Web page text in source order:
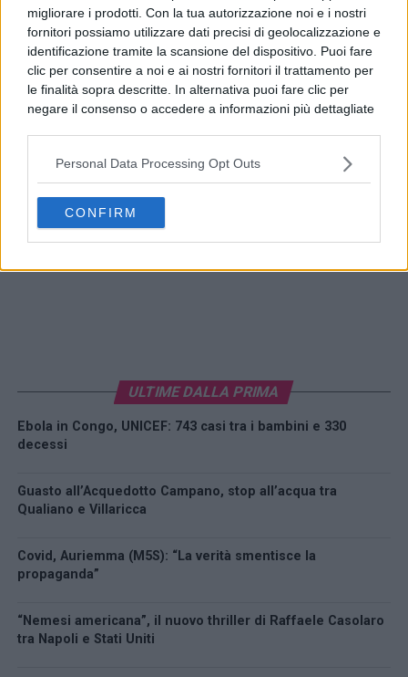
migliorare i prodotti. Con la tua autorizzazione noi e i nostri
fornitori possiamo utilizzare dati precisi di geolocalizzazione e
identificazione tramite la scansione del dispositivo. Puoi fare
clic per consentire a noi e ai nostri fornitori il trattamento per
le finalità sopra descritte. In alternativa puoi fare clic per
negare il consenso o accedere a informazioni più dettagliate
possono non richiedere il tuo consenso, ma hai il diritto di
opporti a tale trattamento. Le tue preferenze si
applicheranno solo a questo sito web. Puoi modificare le tue
preferenze in qualsiasi momento ritornando su questo sito o
consultando la nostrainformativa sulla riservatezza.
Personal Data Processing Opt Outs
CONFIRM
ULTIME DALLA PRIMA
Ebola in Congo, UNICEF: 743 casi tra i bambini e 330
decessi
Guasto all’Acquedotto Campano, stop all’acqua tra
Qualiano e Villaricca
Covid, Auriemma (M5S): “La verità smentisce la
propaganda”
“Nemesi americana”, il nuovo thriller di Raffaele Casolaro
tra Napoli e Stati Uniti